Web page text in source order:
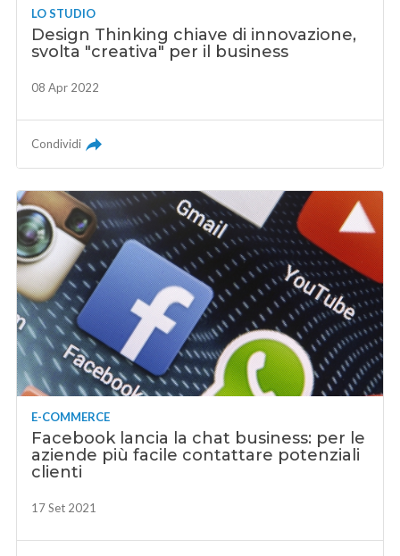
LO STUDIO
Design Thinking chiave di innovazione,
svolta "creativa" per il business
08 Apr 2022
Condividi
E-COMMERCE
Facebook lancia la chat business: per le
aziende più facile contattare potenziali
clienti
17 Set 2021